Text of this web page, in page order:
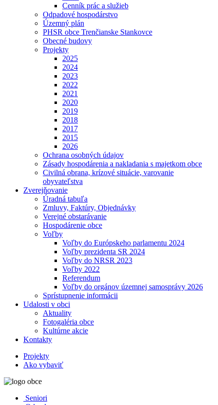
Cenník prác a služieb
Odpadové hospodárstvo
Územný plán
PHSR obce Trenčianske Stankovce
Obecné budovy
Projekty
2025
2024
2023
2022
2021
2020
2019
2018
2017
2015
2026
Ochrana osobných údajov
Zásady hospodárenia a nakladania s majetkom obce
Civilná obrana, krízové situácie, varovanie
obyvateľstva
Zverejňovanie
Úradná tabuľa
Zmluvy, Faktúry, Objednávky
Verejné obstarávanie
Hospodárenie obce
Voľby
Voľby do Európskeho parlamentu 2024
Voľby prezidenta SR 2024
Voľby do NRSR 2023
Voľby 2022
Referendum
Voľby do orgánov územnej samosprávy 2026
Sprístupnenie informácii
Udalosti v obci
Aktuality
Fotogaléria obce
Kultúrne akcie
Kontakty
Projekty
Ako vybaviť
Seniori